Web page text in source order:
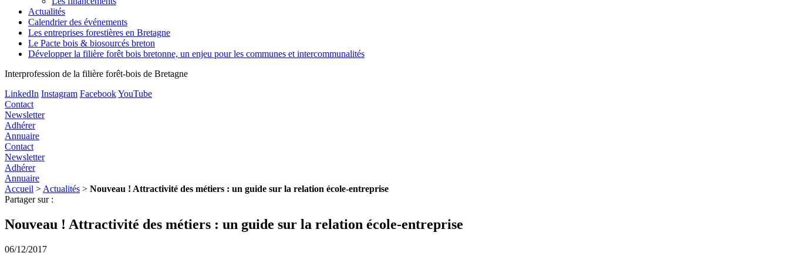
Actualités
Calendrier des événements
Les entreprises forestières en Bretagne
Le Pacte bois & biosourcés breton
Développer la filière forêt bois bretonne, un enjeu pour les communes et intercommunalités
Interprofession de la filière forêt-bois de Bretagne
LinkedIn Instagram FacebookYouTube
Contact
Newsletter
Adhérer
Annuaire
Contact
Newsletter
Adhérer
Annuaire
Accueil > Actualités > Nouveau ! Attractivité des métiers : un guide sur la relation école-entreprise
Partager sur :
Nouveau ! Attractivité des métiers : un guide sur la relation école-entreprise
06/12/2017